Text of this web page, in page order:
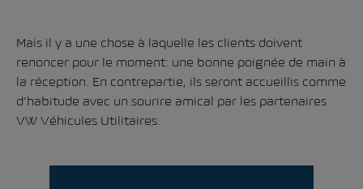
Mais il y a une chose à laquelle les clients doivent
renoncer pour le moment: une bonne poignée de main à
la réception. En contrepartie, ils seront accueillis comme
d’habitude avec un sourire amical par les partenaires
VW Véhicules Utilitaires.